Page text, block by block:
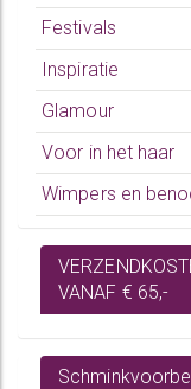
Festivals
Inspiratie
Glamour
Voor in het haar
Wimpers en
VANAF € 65,-